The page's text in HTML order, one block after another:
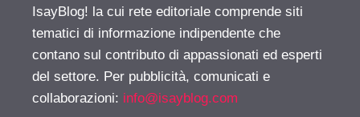
IsayBlog! la cui rete editoriale comprende siti
tematici di informazione indipendente che
contano sul contributo di appassionati ed esperti
del settore. Per pubblicità, comunicati e
collaborazioni: info@isayblog.com